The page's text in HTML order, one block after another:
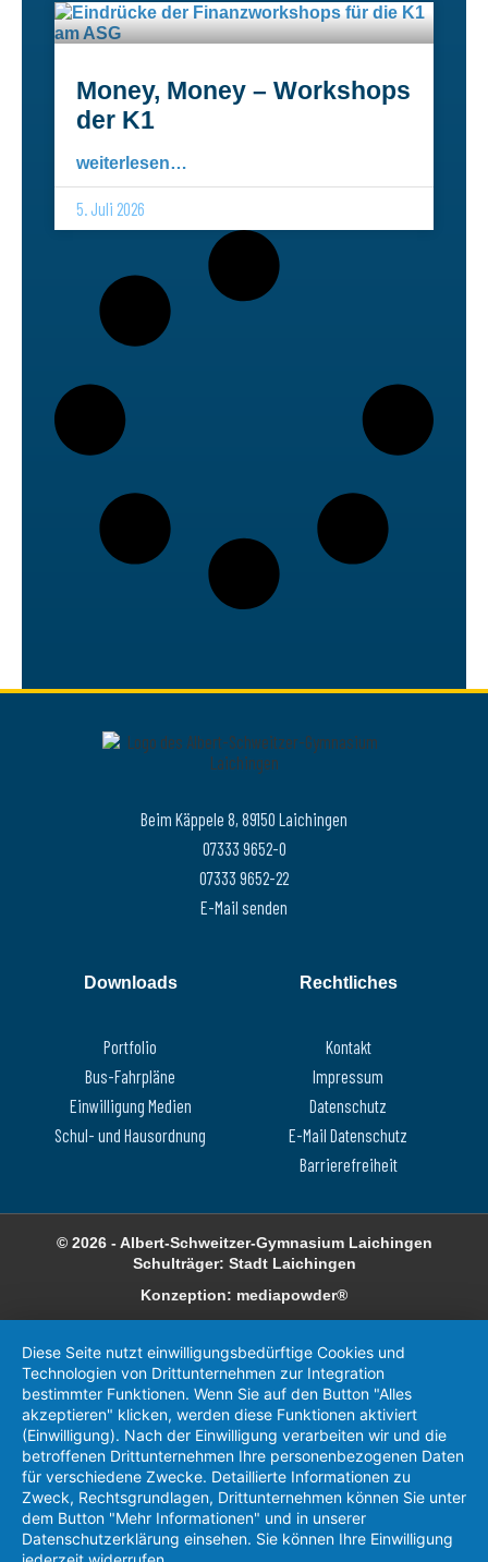
Money, Money – Workshops
der K1
weiterlesen…
5. Juli 2026
Beim Käppele 8, 89150 Laichingen
07333 9652-0
07333 9652-22
E-Mail senden
Downloads
Portfolio
Bus-Fahrpläne
Einwilligung Medien
Schul- und Hausordnung
Rechtliches
Kontakt
Impressum
Datenschutz
E-Mail Datenschutz
Barrierefreiheit
© 2026 - Albert-Schweitzer-Gymnasium Laichingen
Schulträger: Stadt Laichingen
Konzeption: mediapowder®
Diese Seite nutzt einwilligungsbedürftige Cookies und
Technologien von Drittunternehmen zur Integration
bestimmter Funktionen. Wenn Sie auf den Button "Alles
akzeptieren" klicken, werden diese Funktionen aktiviert
(Einwilligung). Nach der Einwilligung verarbeiten wir und die
betroffenen Drittunternehmen Ihre personenbezogenen Daten
für verschiedene Zwecke. Detaillierte Informationen zu
Zweck, Rechtsgrundlagen, Drittunternehmen können Sie unter
dem Button "Mehr Informationen" und in unserer
Datenschutzerklärung einsehen. Sie können Ihre Einwilligung